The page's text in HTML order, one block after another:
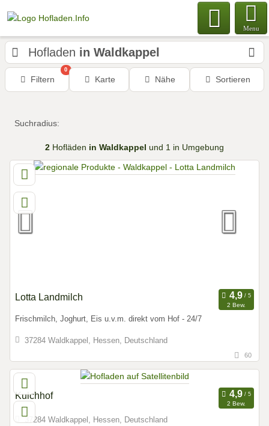
Menu
Hofladen in Waldkappel
Filtern
0
Karte Nähe Sortieren
Suchradius:
2 Hofläden in Waldkappel und 1 in Umgebung
Lotta Landmilch
2 Bew.
Frischmilch, Joghurt, Eis u.v.m. direkt vom Hof - 24/7
37284 Waldkappel, Hessen, Deutschland
60
Kulchhof
2 Bew.
37284 Waldkappel, Hessen, Deutschland